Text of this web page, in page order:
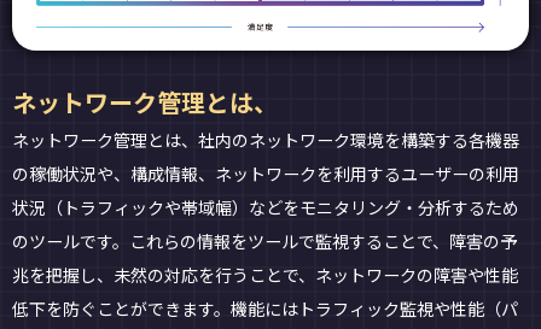
ネットワーク管理とは、
ネットワーク管理とは、社内のネットワーク環境を構築する各機器
の稼働状況や、構成情報、ネットワークを利用するユーザーの利用
状況（トラフィックや帯域幅）などをモニタリング・分析するため
のツールです。これらの情報をツールで監視することで、障害の予
兆を把握し、未然の対応を行うことで、ネットワークの障害や性能
低下を防ぐことができます。機能にはトラフィック監視や性能（パ